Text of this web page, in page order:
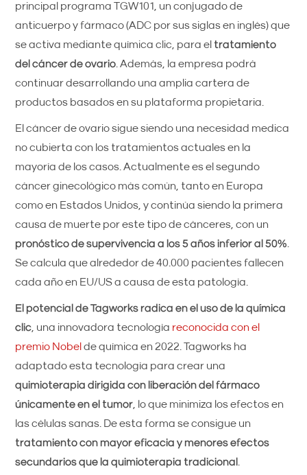
principal programa TGW101, un conjugado de
anticuerpo y fármaco (ADC por sus siglas en inglés) que
se activa mediante química clic, para eltratamiento
del cáncer de ovario . Además, la empresa podrá
continuar desarrollando una amplia cartera de
productos basados en su plataforma propietaria.
El cáncer de ovario sigue siendo una necesidad medica
no cubierta con los tratamientos actuales en la
mayoría de los casos. Actualmente es el segundo
cáncer ginecológico más común, tanto en Europa
como en Estados Unidos, y continúa siendo la primera
causa de muerte por este tipo de cánceres, con un
pronóstico de supervivencia a los 5 años inferior al 50%
Se calcula que alrededor de 40.000 pacientes fallecen
cada año en EU/US a causa de esta patología.
El potencial de Tagworks radica en el uso de la química
clic , una innovadora tecnología reconocida con el
premio Nobel de química en 2022. Tagworks ha
adaptado esta tecnología para crear una
quimioterapia dirigida con liberación del fármaco
únicamente en el tumor , lo que minimiza los efectos en
las células sanas. De esta forma se consigue un
tratamiento con mayor eficacia y menores efectos
secundarios que la quimioterapia tradicional